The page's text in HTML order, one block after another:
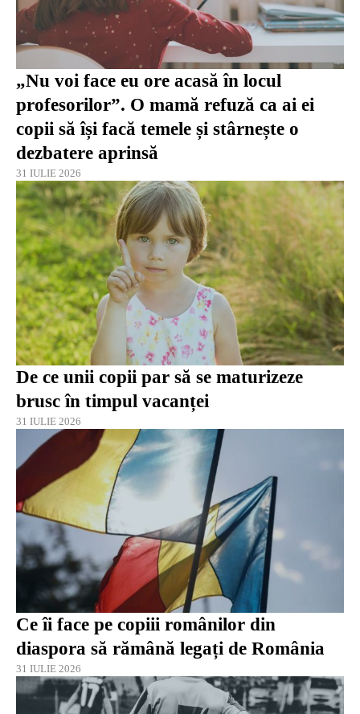
„Nu voi face eu ore acasă în locul
profesorilor”. O mamă refuză ca ai ei
copii să își facă temele și stârnește o
dezbatere aprinsă
31 IULIE 2026
De ce unii copii par să se maturizeze
brusc în timpul vacanței
31 IULIE 2026
Ce îi face pe copiii românilor din
diaspora să rămână legați de România
31 IULIE 2026